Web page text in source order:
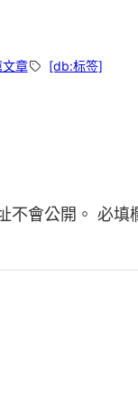
章 [db:标签]
不會公開。 必填